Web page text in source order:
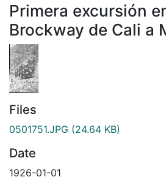
Primera excursión
Brockway de Cali a
Files
0501751.JPG (24.64 KB)
Date
1926-01-01